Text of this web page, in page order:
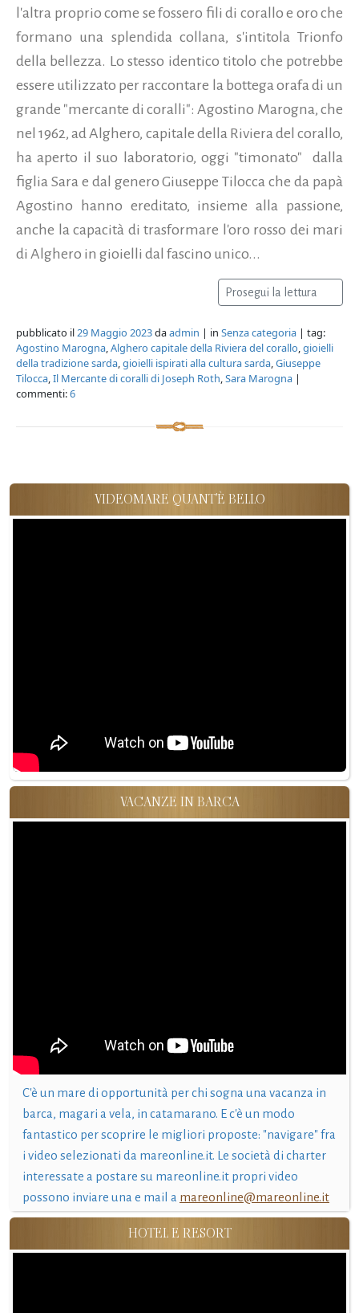
l'altra proprio come se fossero fili di corallo e oro che
formano una splendida collana, s'intitola Trionfo
della bellezza. Lo stesso identico titolo che potrebbe
essere utilizzato per raccontare la bottega orafa di un
grande "mercante di coralli": Agostino Marogna, che
nel 1962, ad Alghero, capitale della Riviera del corallo,
ha aperto il suo laboratorio, oggi "timonato" dalla
figlia Sara e dal genero Giuseppe Tilocca che da papà
Agostino hanno ereditato, insieme alla passione,
anche la capacità di trasformare l'oro rosso dei mari
di Alghero in gioielli dal fascino unico...
Prosegui la lettura
pubblicato il29 Maggio 2023daadmin | in Senza categoria | tag:
Agostino Marogna,Alghero capitale della Riviera del corallo,gioielli
della tradizione sarda,gioielli ispirati alla cultura sarda,Giuseppe
Tilocca,Il Mercante di coralli di Joseph Roth,Sara Marogna |
commenti:6
VIDEOMARE QUANT'È BELLO
VACANZE IN BARCA
C'è un mare di opportunità per chi sogna una vacanza in
barca, magari a vela, in catamarano. E c'è un modo
fantastico per scoprire le migliori proposte: "navigare" fra
i video selezionati da mareonline.it. Le società di charter
interessate a postare su mareonline.it propri video
possono inviare una e mail a mareonline@mareonline.it
HOTEL E RESORT